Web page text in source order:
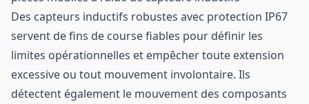
Des capteurs inductifs robustes avec protection IP67
servent de fins de course fiables pour définir les
limites opérationnelles et empêcher toute extension
excessive ou tout mouvement involontaire. Ils
détectent également le mouvement des composants